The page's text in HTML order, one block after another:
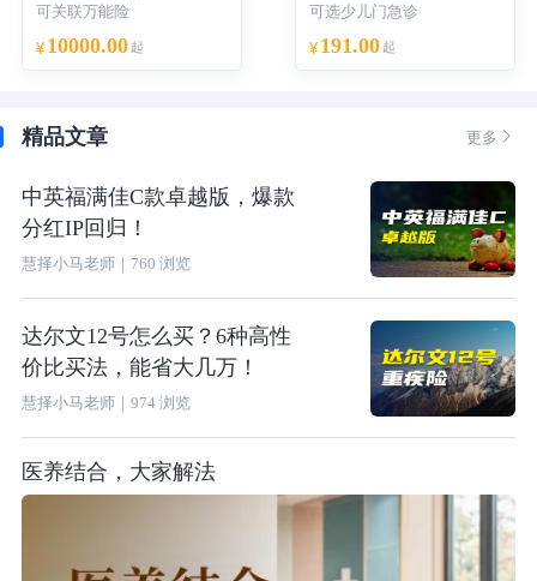
可关联万能险
¥ 10000.00 起
可选少儿门急诊
¥ 191.00 起
精品文章 更多 
中英福满佳C款卓越版，爆款
分红IP回归！
慧择小马老师｜ 760 浏览
达尔文12号怎么买？6种高性
价比买法，能省大几万！
慧择小马老师｜ 974浏览
医养结合，大家解法